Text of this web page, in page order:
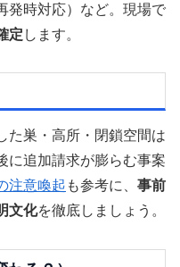
発時対応）など。現場で
定 します。
た巣・高所・閉鎖空間は
に追加請求が膨らむ事案
注意喚起 も参考に、 事前
文化を徹底しましょう。